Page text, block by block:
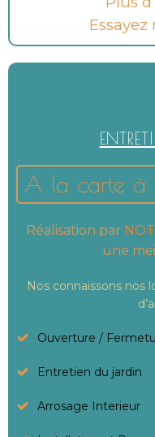
A la carte à
Réalisation par
une
Nos connaissons nos
Ouverture /
Entretien du jardin
Arrosage Interieur